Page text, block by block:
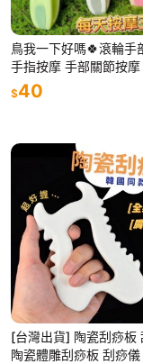
鳥我一下好嗎🍀滾輪手
手指按摩 手部關節按摩
摩手指 按摩工具 經絡
穴道 穴道按摩 指壓按摩
$40
[台灣出貨] 陶瓷刮痧板
陶瓷體雕刮痧板 刮痧儀